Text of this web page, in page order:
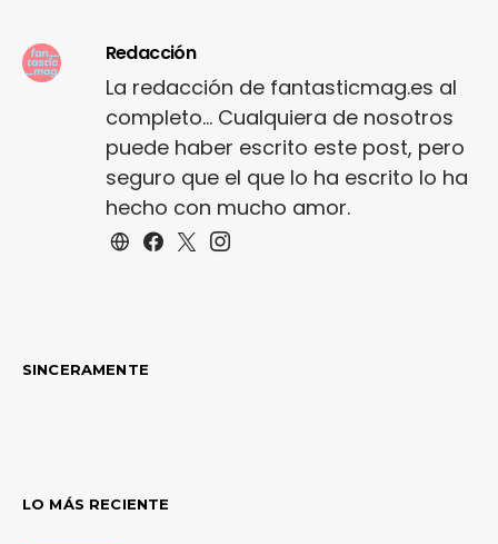
Redacción
La redacción de fantasticmag.es al
completo... Cualquiera de nosotros
puede haber escrito este post, pero
seguro que el que lo ha escrito lo ha
hecho con mucho amor.
SINCERAMENTE
LO MÁS RECIENTE